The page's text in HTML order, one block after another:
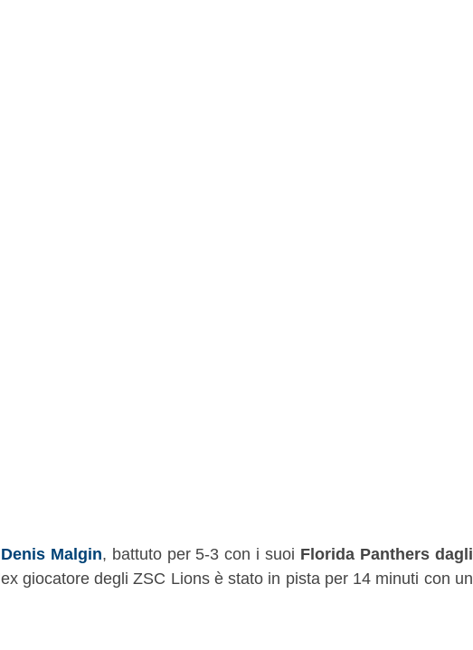
Denis Malgin, battuto per 5-3 con i suoi Florida Panthers dagli
giocatore degli ZSC Lions è stato in pista per 14 minuti con un